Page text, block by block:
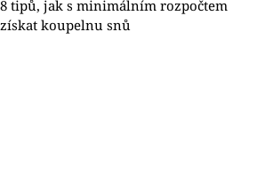
8 tipů, jak s minimálním rozpočtem
získat koupelnu snů